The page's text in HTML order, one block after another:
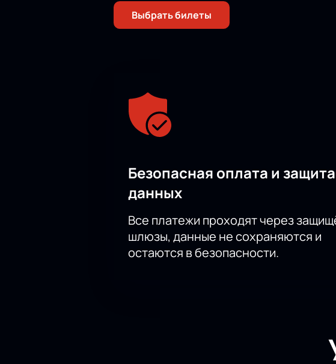
Выбрать билеты
Безопасная оплата и защита
данных
Все платежи проходят через
шлюзы, данные не сохраняются и
остаются в безопасности.